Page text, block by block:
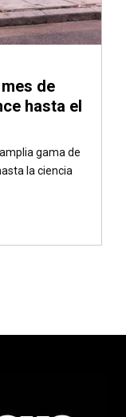
de
hasta el
gama de
la ciencia